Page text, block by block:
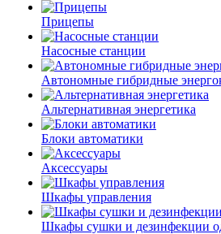
Прицепы
Насосные станции
Автономные гибридные
Альтернативная энергетика
Блоки автоматики
Аксессуары
Шкафы управления
Шкафы сушки и дезинфекции